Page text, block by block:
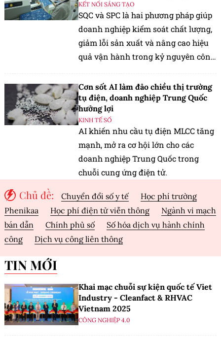
KẾT NỐI SÁNG TẠO
SQC và SPC là hai phương pháp giúp
doanh nghiệp kiểm soát chất lượng,
giảm lỗi sản xuất và nâng cao hiệu
quả vận hành trong kỷ nguyên công
Cơn sốt AI làm đảo chiều thị trường
tụ điện, doanh nghiệp Trung Quốc
hưởng lợi
KINH TẾ SỐ
AI khiến nhu cầu tụ điện MLCC tăng
mạnh, mở ra cơ hội lớn cho các
doanh nghiệp Trung Quốc trong
chuỗi cung ứng điện tử.
Chủ đề: Chuyển đổi số y tế
Học phí trường
Phenikaa
Học phí điện tử viễn thông
Ngành vi mạch
bán dẫn
Chính phủ số
Số hóa dịch vụ hành chính
công
Dịch vụ công liên thông
TIN MỚI
Khai mạc chuỗi sự kiện quốc tế Viet
Industry - Cleanfact & RHVAC
Vietnam 2025
CÔNG NGHIỆP 4.0